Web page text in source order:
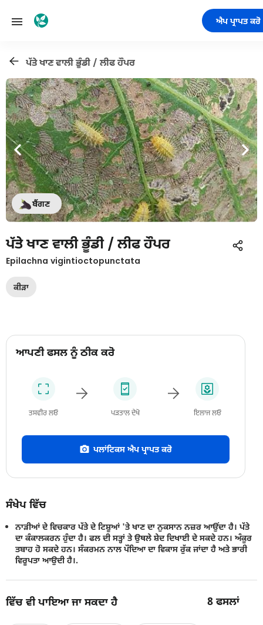
ਐਪ ਪ੍ਰਾਪਤ ਕਰੋ
ਪੱਤੇ ਖਾਣ ਵਾਲੀ ਭੂੰਡੀ / ਲੀਫ ਹੌਪਰ
ਬੈਂਗਣ
ਪੱਤੇ ਖਾਣ ਵਾਲੀ ਭੂੰਡੀ / ਲੀਫ ਹੌਪਰ
Epilachna vigintioctopunctata
ਕੀੜਾ
ਆਪਣੀ ਫਸਲ ਨੂੰ ਠੀਕ ਕਰੋ
ਤਸਵੀਰ ਲਓ ਪੜਤਾਲ ਦੇਖੋ ਇਲਾਜ ਲਓ
ਪਲਾਂਟਿਕਸ ਐਪ ਪ੍ਰਾਪਤ ਕਰੋ
ਸੰਖੇਪ ਵਿੱਚ
ਨਾੜੀਆਂ ਦੇ ਵਿਚਕਾਰ ਪੱਤੇ ਦੇ ਟਿਸ਼ੂਆਂ 'ਤੇ ਖਾਣ ਦਾ ਨੁਕਸਾਨ ਨਜ਼ਰ ਆਉਂਦਾ ਹੈ। ਪੱਤੇ
ਦਾ ਕੰਕਾਲਕਰਨ ਹੁੰਦਾ ਹੈ। ਫਲ ਦੀ ਸਤ੍ਹਾਂ ਤੇ ਉਥਲੇ ਸ਼ੇਦ ਦਿਖਾਈ ਦੇ ਸਕਦੇ ਹਨ। ਅੰਕੂਰ
ਤਬਾਹ ਹੋ ਸਕਦੇ ਹਨ। ਸੰਕਰਮਨ ਨਾਲ ਪੌਦਿਆ ਦਾ ਵਿਕਾਸ ਰੁੱਕ ਜਾਂਦਾ ਹੈ ਅਤੇ ਭਾਰੀ
ਵਿਰੂਪਤਾ ਆਉਦੀ ਹੈ।.
ਵਿੱਚ ਵੀ ਪਾਇਆ ਜਾ ਸਕਦਾ ਹੈ 8ਫਸਲਾਂ